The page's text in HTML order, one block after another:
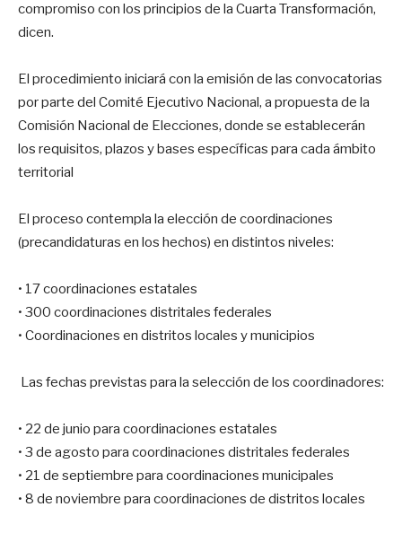
compromiso con los principios de la Cuarta Transformación,
dicen.
El procedimiento iniciará con la emisión de las convocatorias
por parte del Comité Ejecutivo Nacional, a propuesta de la
Comisión Nacional de Elecciones, donde se establecerán
los requisitos, plazos y bases específicas para cada ámbito
territorial
El proceso contempla la elección de coordinaciones
(precandidaturas en los hechos) en distintos niveles:
• 17 coordinaciones estatales
• 300 coordinaciones distritales federales
• Coordinaciones en distritos locales y municipios
Las fechas previstas para la selección de los coordinadores:
• 22 de junio para coordinaciones estatales
• 3 de agosto para coordinaciones distritales federales
• 21 de septiembre para coordinaciones municipales
• 8 de noviembre para coordinaciones de distritos locales